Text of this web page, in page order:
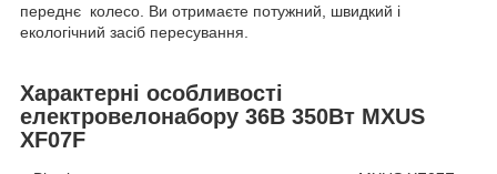
переднє колесо. Ви отримаєте потужний, швидкий і
екологічний засіб пересування.
Характерні особливості
електровелонабору 36В 350Вт MXUS
XF07F